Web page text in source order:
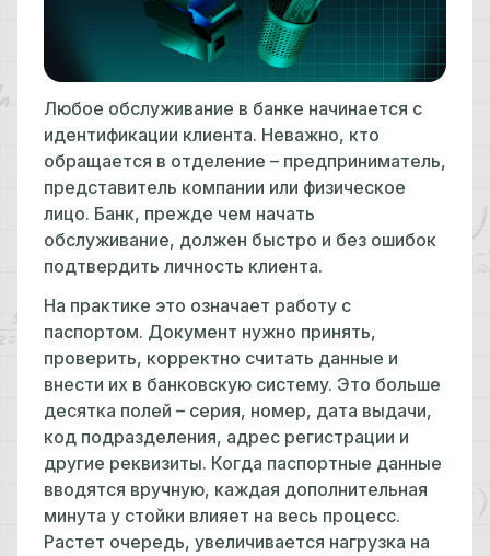
Любое обслуживание в банке начинается с
идентификации клиента. Неважно, кто
обращается в отделение – предприниматель,
представитель компании или физическое
лицо. Банк, прежде чем начать
обслуживание, должен быстро и без ошибок
подтвердить личность клиента.
На практике это означает работу с
паспортом. Документ нужно принять,
проверить, корректно считать данные и
внести их в банковскую систему. Это больше
десятка полей – серия, номер, дата выдачи,
код подразделения, адрес регистрации и
другие реквизиты. Когда паспортные данные
вводятся вручную, каждая дополнительная
минута у стойки влияет на весь процесс.
Растет очередь, увеличивается нагрузка на